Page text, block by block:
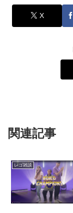
X
関連記事
レゴ雑談